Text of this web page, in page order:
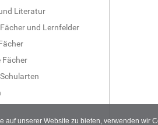
auf unserer Website zu bieten, verwenden wir
Literatur
und Lernfelder
Fächer